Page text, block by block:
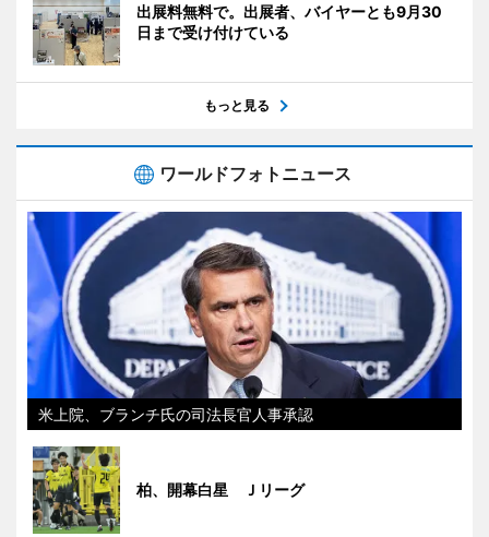
出展料無料で。出展者、バイヤーとも9月30
日まで受け付けている
もっと見る
ワールドフォトニュース
米上院、ブランチ氏の司法長官人事承認
柏、開幕白星 Ｊリーグ